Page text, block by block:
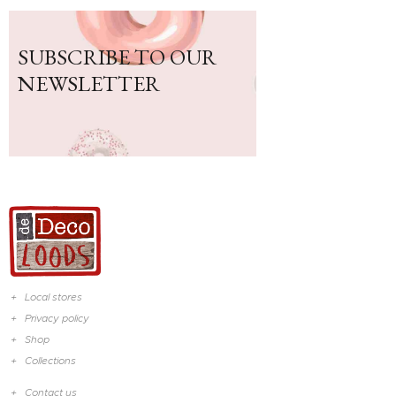
DROOGBLOEMEN-
DROOGMATERIALEN
KUNST TAKKEN –
GUIRLANDES – VET
SUBSCRIBE TO OUR
NEWSLETTER
Local stores
Privacy policy
Shop
Collections
Contact us